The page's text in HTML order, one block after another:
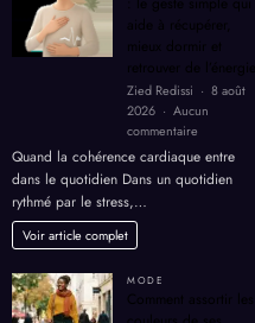
aide à récupérer,
mieux dormir et
retrouver de l’énergie
Zied Redissi
8 août
2026
Aucun
commentaire
Cohérence
cardiaque
:
Quand la cohérence cardiaque entre
dans le quotidien Dans un quotidien
rythmé par le stress,…
Voir article complet
MODE
Comment assortir les